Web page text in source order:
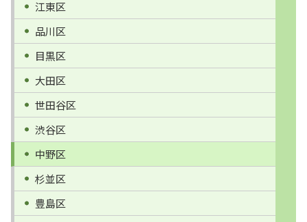
江東区
品川区
目黒区
大田区
世田谷区
渋谷区
中野区
杉並区
豊島区